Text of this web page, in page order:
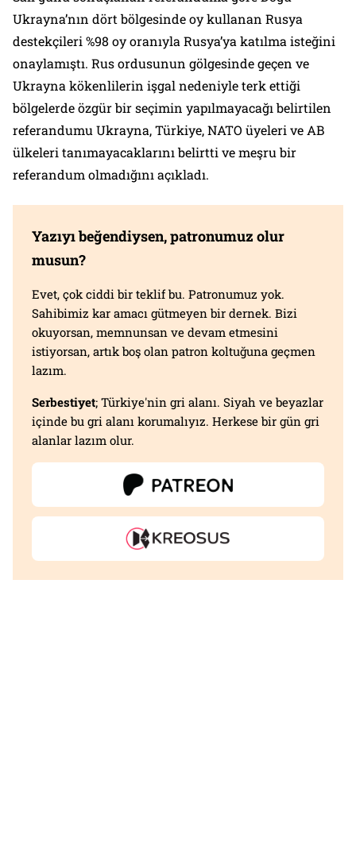
Ukrayna’nın dört bölgesinde oy kullanan Rusya
destekçileri %98 oy oranıyla Rusya’ya katılma isteğini
onaylamıştı. Rus ordusunun gölgesinde geçen ve
Ukrayna kökenlilerin işgal nedeniyle terk ettiği
bölgelerde özgür bir seçimin yapılmayacağı belirtilen
referandumu Ukrayna, Türkiye, NATO üyeleri ve AB
ülkeleri tanımayacaklarını belirtti ve meşru bir
referandum olmadığını açıkladı.
Yazıyı beğendiysen, patronumuz olur
musun?
Evet, çok ciddi bir teklif bu. Patronumuz yok.
Sahibimiz kar amacı gütmeyen bir dernek. Bizi
okuyorsan, memnunsan ve devam etmesini
istiyorsan, artık boş olan patron koltuğuna geçmen
lazım.
Serbestiyet; Türkiye'nin gri alanı. Siyah ve beyazlar
içinde bu gri alanı korumalıyız. Herkese bir gün gri
alanlar lazım olur.